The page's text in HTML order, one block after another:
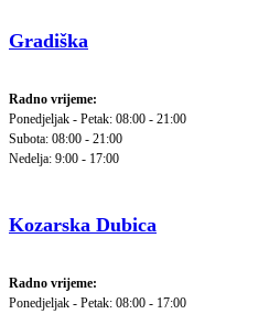
Gradiška
Radno vrijeme:
Ponedjeljak - Petak: 08:00 - 21:00
Subota: 08:00 - 21:00
Nedelja: 9:00 - 17:00
Kozarska Dubica
Radno vrijeme:
Ponedjeljak - Petak: 08:00 - 17:00